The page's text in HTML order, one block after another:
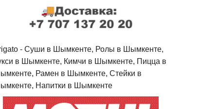
- Cуши в Шымкенте, Ролы в Шымкенте,
в Шымкенте, Кимчи в Шымкенте, Пицца в
Рамен в Шымкенте, Стейки в
Напитки в Шымкенте